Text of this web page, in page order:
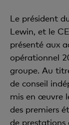
Le président
Lewin, et le
présenté aux
opérationnel
groupe. Au
de conseil
mis en œuvre
des premiers
de prestations